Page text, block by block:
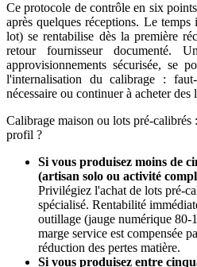
Ce protocole de contrôle en six
après quelques réceptions. Le
lot) se rentabilise dès la première
retour fournisseur documenté.
approvisionnements sécurisée, se
l'internalisation du calibrage :
nécessaire ou continuer à acheter des
Calibrage maison ou lots pré-
profil ?
Si vous produisez moins de
(artisan solo ou activité
Privilégiez l'achat de lots pré-
spécialisé. Rentabilité
outillage (jauge numérique
marge service est compensée
réduction des pertes matière.
Si vous produisez entre